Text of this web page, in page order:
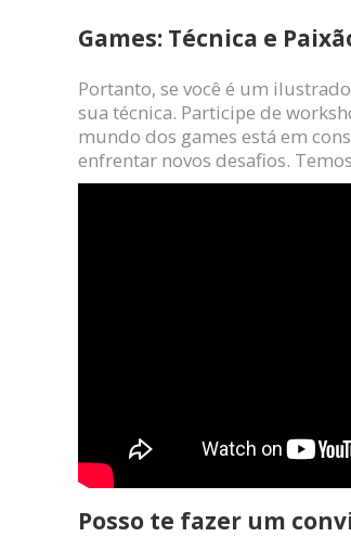
Games: Técnica e
Portanto, se você é um
sua técnica. Participe de
mundo dos games está em
enfrentar novos desafios.
Posso te fazer um